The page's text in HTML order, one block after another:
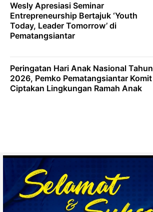
Wesly Apresiasi Seminar
Entrepreneurship Bertajuk ‘Youth
Today, Leader Tomorrow’ di
Pematangsiantar
Peringatan Hari Anak Nasional Tahun
2026, Pemko Pematangsiantar Komit
Ciptakan Lingkungan Ramah Anak